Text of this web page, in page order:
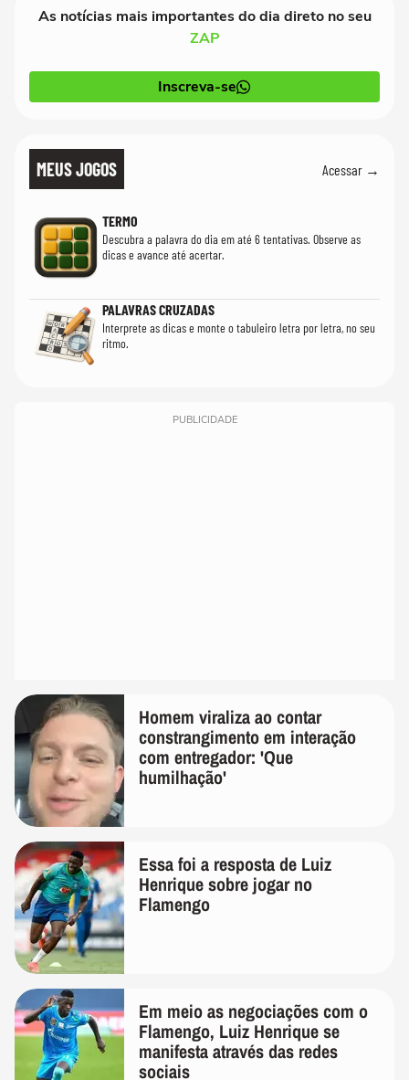
As notícias mais importantes do dia direto no seu
ZAP
Inscreva-se
MEUS JOGOS Acessar →
TERMO
Descubra a palavra do dia em até 6 tentativas. Observe as
dicas e avance até acertar.
PALAVRAS CRUZADAS
Interprete as dicas e monte o tabuleiro letra por letra, no seu
ritmo.
PUBLICIDADE
Homem viraliza ao contar
constrangimento em interação
com entregador: 'Que
humilhação'
Essa foi a resposta de Luiz
Henrique sobre jogar no
Flamengo
Em meio as negociações com o
Flamengo, Luiz Henrique se
manifesta através das redes
sociais